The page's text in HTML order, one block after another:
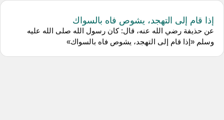
إذا قام إلى التهجد، يشوص فاه بالسواك
عن حذيفة رضي الله عنه، قال: كان رسول الله صلى الله عليه
وسلم «إذا قام إلى التهجد، يشوص فاه بالسواك»